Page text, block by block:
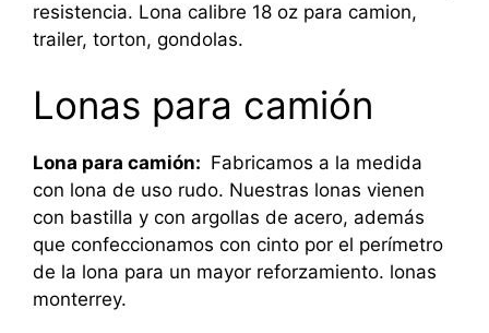
resistencia. Lona calibre 18 oz para camion,
trailer, torton, gondolas.
Lonas para camión
Lona para camión: Fabricamos a la medida
con lona de uso rudo. Nuestras lonas vienen
con bastilla y con argollas de acero, además
que confeccionamos con cinto por el perímetro
de la lona para un mayor reforzamiento. lonas
monterrey.